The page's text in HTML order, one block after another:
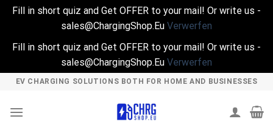
Fill in short quiz and Get OFFER to your mail! Or write us -
sales@ChargingShop.Eu Verwerfen
Fill in short quiz and Get OFFER to your mail! Or write us -
sales@ChargingShop.Eu Verwerfen
Skip
content
EV CHARGING SOLUTIONS BOTH FOR HOME AND BUSINESSES